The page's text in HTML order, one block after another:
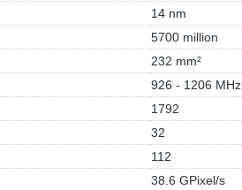
14 nm
5700 million
232 mm²
926 - 1206 MHz
1792
32
112
38.6 GPixel/s